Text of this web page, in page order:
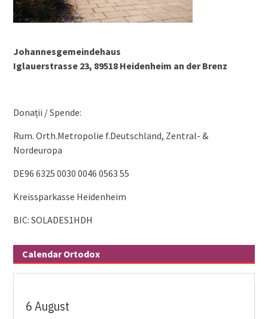
Johannesgemeindehaus
Iglauerstrasse 23, 89518 Heidenheim an der Brenz
Donații / Spende:
Rum. Orth.Metropolie f.Deutschland, Zentral- &
Nordeuropa
DE96 6325 0030 0046 0563 55
Kreissparkasse Heidenheim
BIC: SOLADES1HDH
Calendar Ortodox
6 August